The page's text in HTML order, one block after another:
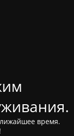
время.